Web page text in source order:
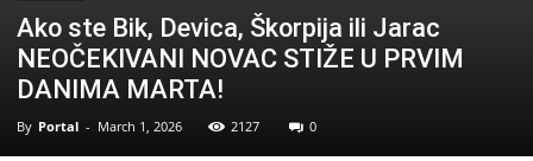
Ako ste Bik, Devica, Škorpija ili Jarac
NEOČEKIVANI NOVAC STIŽE U PRVIM
DANIMA MARTA!
By Portal - March 1, 2026 2127 0